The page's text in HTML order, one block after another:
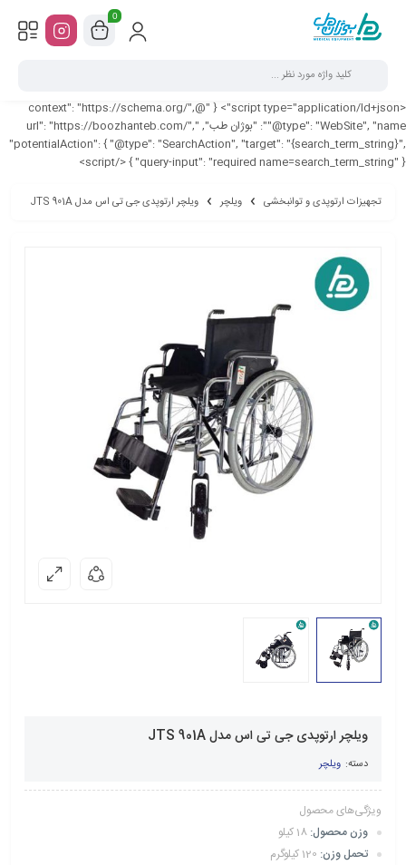
<script type="application/ld+json"> { "@context": "https://schema.org/",
"@type": "WebSite", "name": "بوژان طب", "url": "https://boozhanteb.com/",
"potentialAction": { "@type": "SearchAction", "target": "{search_term_string}",
"query-input": "required name=search_term_string" } } </script>
0
تجهیزات ارتوپدی و توانبخشی ویلچر ویلچر ارتوپدی جی تی اس مدل JTS 901A
ویلچر ارتوپدی جی تی اس مدل JTS 901A
دسته: ویلچر
ویژگی‌های محصول
وزن محصول: 18 کیلو
تحمل وزن: 120 کیلوگرم